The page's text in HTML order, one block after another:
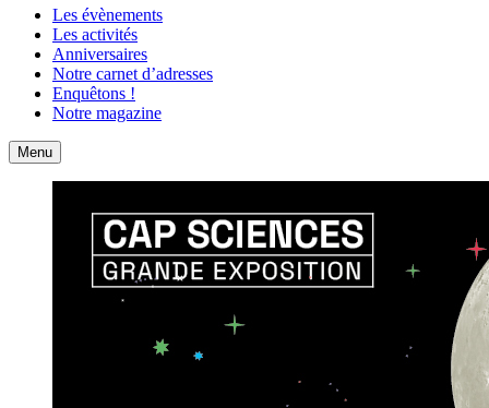
Les évènements
Les activités
Anniversaires
Notre carnet d’adresses
Enquêtons !
Notre magazine
Accueil
Menu Contact